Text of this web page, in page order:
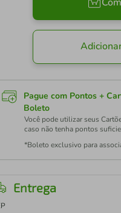
Pague com Pontos +
Boleto
Você pode utilizar seus
caso não tenha pontos
*Boleto exclusivo para
Entrega